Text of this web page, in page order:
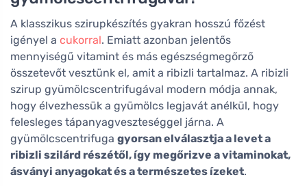
A klasszikus szirupkészítés gyakran hosszú főzést
igényel a cukorral. Emiatt azonban jelentős
mennyiségű vitamint és más egészségmegőrző
összetevőt vesztünk el, amit a ribizli tartalmaz. A ribizli
szirup gyümölcscentrifugával modern módja annak,
hogy élvezhessük a gyümölcs legjavát anélkül, hogy
felesleges tápanyagveszteséggel járna. A
gyümölcscentrifuga gyorsan elválasztja a levet a
ribizli szilárd részétől, így megőrizve a vitaminokat,
ásványi anyagokat és a természetes ízeket.